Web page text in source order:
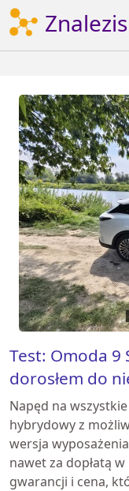
Test: Omoda 9
dorosłem do
Napęd na
hybrydowy z
wersja
nawet za dopłatą
gwarancji i cena,